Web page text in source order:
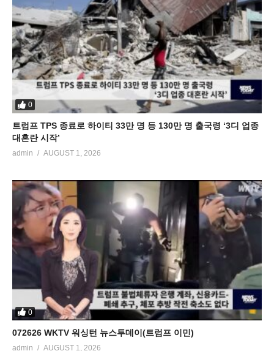
0
트럼프 TPS 종료로 하이티 33만 명 등 130만 명 출국령 ‘3디 업종
대혼란 시작’
admin AUGUST 1, 2026
0
072626 WKTV 워싱턴 뉴스투데이(트럼프 이민)
admin AUGUST 1, 2026